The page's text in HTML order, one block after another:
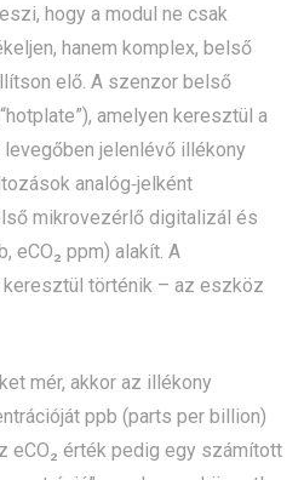
hogy a modul ne csak
hanem komplex, belső
elő. A szenzor belső
amelyen keresztül a
jelenlévő illékony
analóg‑jelként
mikrovezérlő digitalizál és
eCO₂ ppm) alakít. A
keresztül történik – az eszköz
mér, akkor az illékony
ppb (parts per billion)
eCO₂ érték pedig egy számított